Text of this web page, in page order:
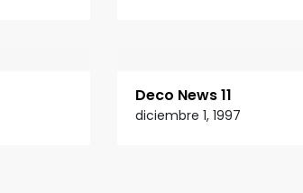
Deco News 11
diciembre 1, 1997